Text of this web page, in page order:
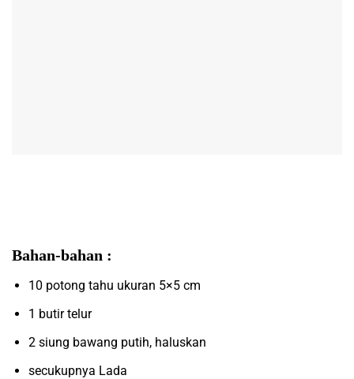
Bahan-bahan :
10 potong tahu ukuran 5×5 cm
1 butir telur
2 siung bawang putih, haluskan
secukupnya Lada